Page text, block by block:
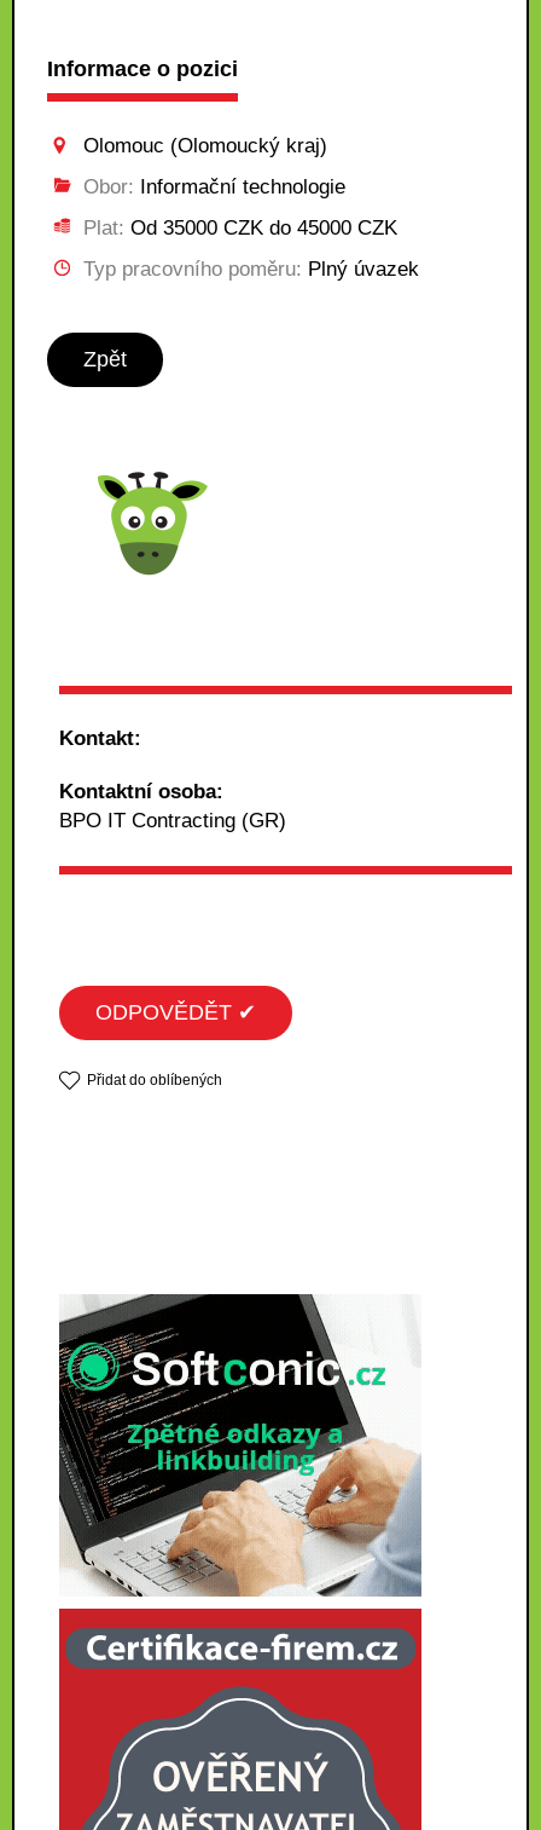
Informace o pozici
Olomouc (Olomoucký kraj)
Obor: Informační technologie
Plat: Od 35000 CZK do 45000 CZK
Typ pracovního poměru: Plný úvazek
Zpět
Kontakt:
Kontaktní osoba:
BPO IT Contracting (GR)
ODPOVĚDĚT ✔
Přidat do oblíbených